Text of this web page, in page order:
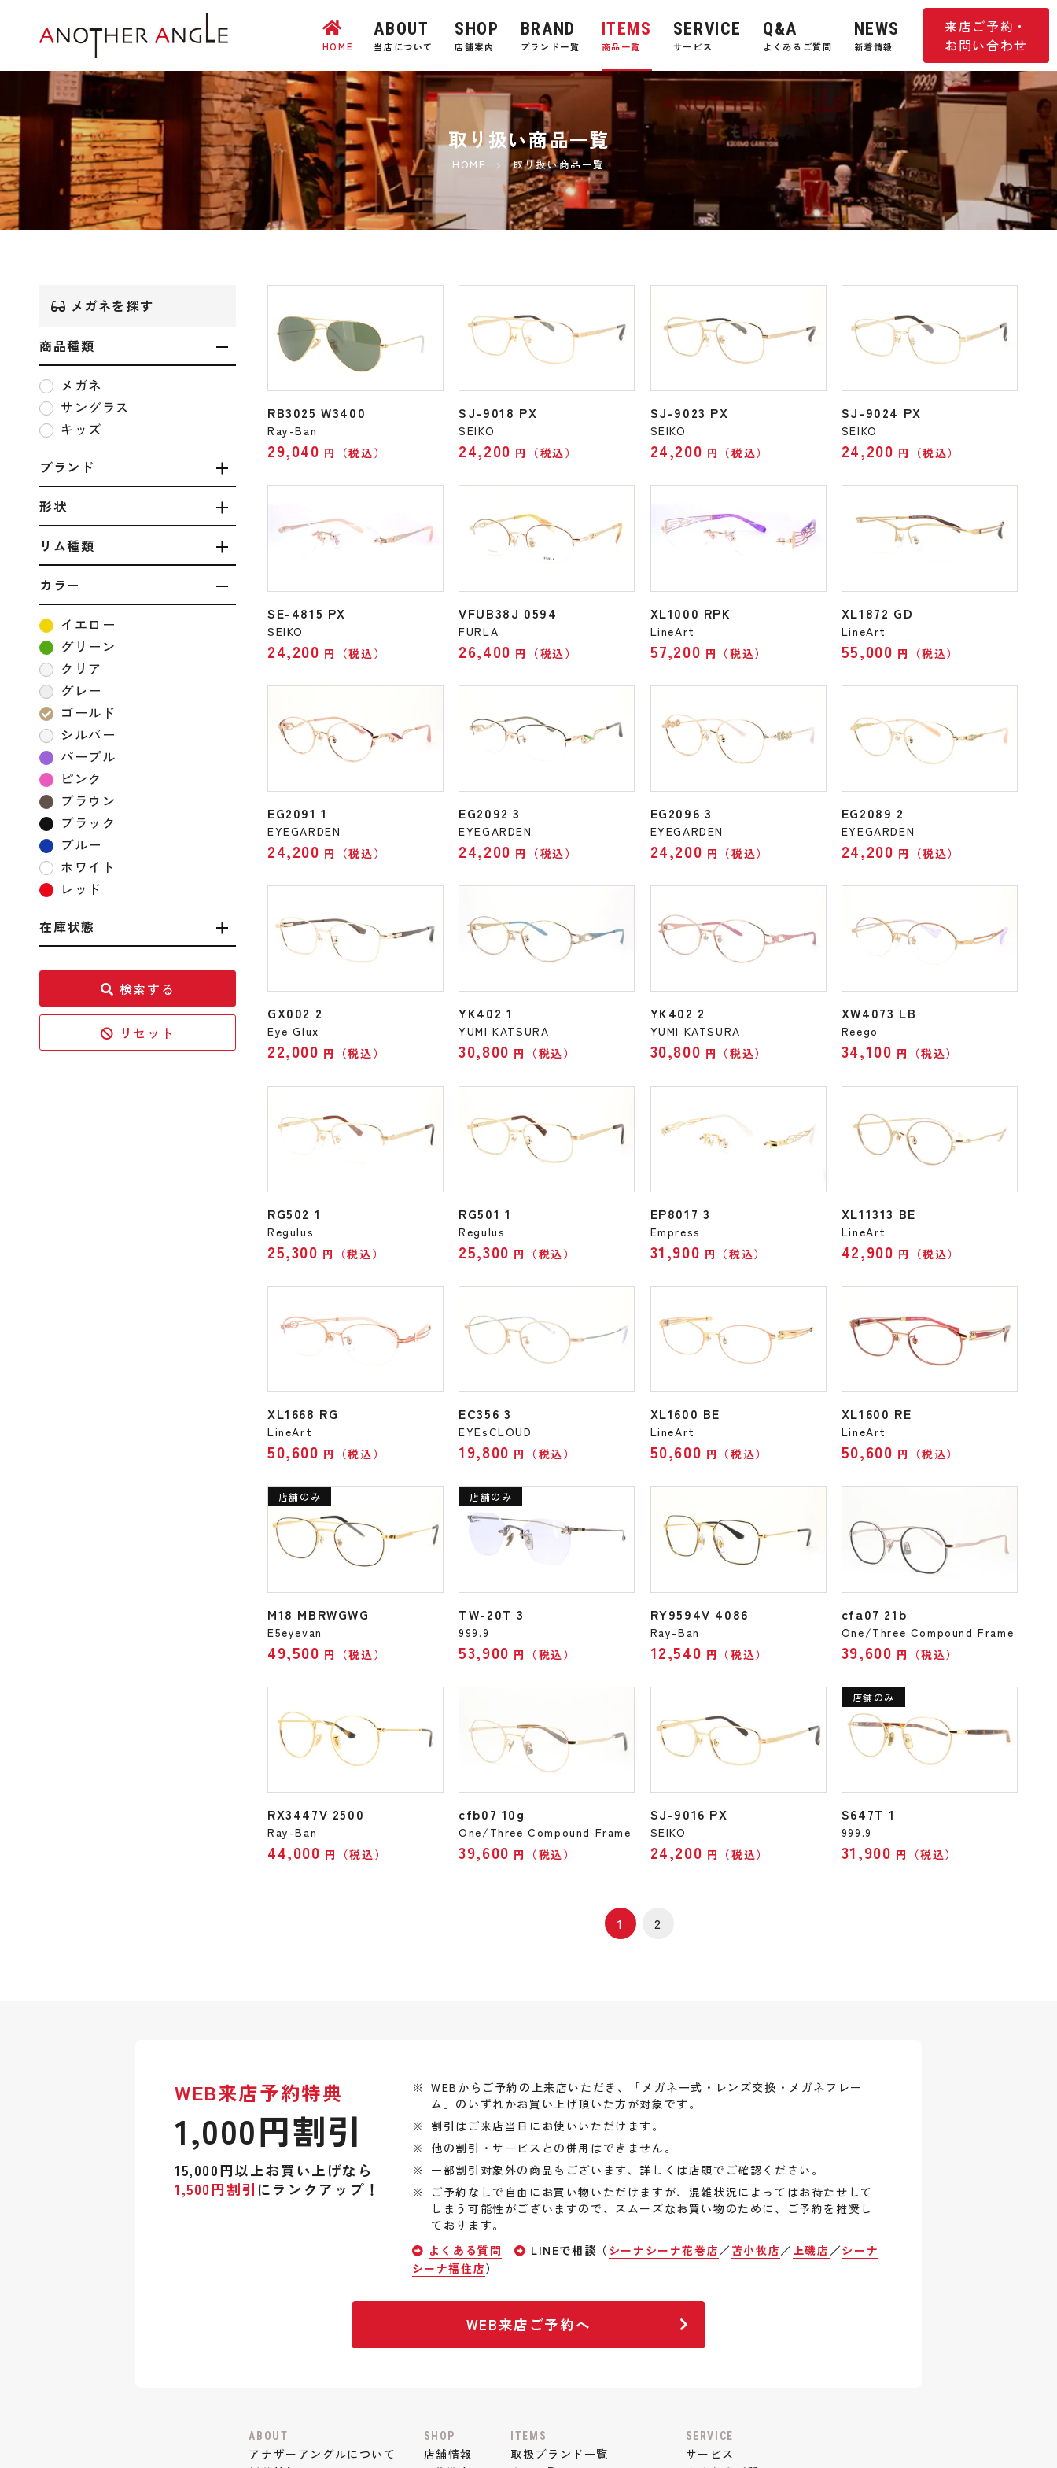
来店ご予約・
お問い合わせ
HOME
ABOUT
当店について
SHOP
店舗案内
BRAND
ブランド一覧
ITEMS
商品一覧
SERVICE
サービス
Q&A
よくあるご質問
NEWS
新着情報
取り扱い商品一覧
HOME 取り扱い商品一覧
メガネを探す
商品種類
メガネ
サングラス
キッズ
ブランド
形状
リム種類
カラー
イエロー
グリーン
クリア
グレー
ゴールド
シルバー
パープル
ピンク
ブラウン
ブラック
ブルー
ホワイト
レッド
在庫状態
検索する
リセット
RB3025 W3400
Ray-Ban
29,040 円（税込）
SJ-9018 PX
SEIKO
24,200 円（税込）
SJ-9023 PX
SEIKO
24,200 円（税込）
SJ-9024 PX
SEIKO
24,200 円（税込）
SE-4815 PX
SEIKO
24,200 円（税込）
VFUB38J 0594
FURLA
26,400 円（税込）
XL1000 RPK
LineArt
57,200 円（税込）
XL1872 GD
LineArt
55,000 円（税込）
EG2091 1
EYEGARDEN
24,200 円（税込）
EG2092 3
EYEGARDEN
24,200 円（税込）
EG2096 3
EYEGARDEN
24,200 円（税込）
EG2089 2
EYEGARDEN
24,200 円（税込）
GX002 2
Eye Glux
22,000 円（税込）
YK402 1
YUMI KATSURA
30,800 円（税込）
YK402 2
YUMI KATSURA
30,800 円（税込）
XW4073 LB
Reego
34,100 円（税込）
RG502 1
Regulus
25,300 円（税込）
RG501 1
Regulus
25,300 円（税込）
EP8017 3
Empress
31,900 円（税込）
XL11313 BE
LineArt
42,900 円（税込）
XL1668 RG
LineArt
50,600 円（税込）
EC356 3
EYEsCLOUD
19,800 円（税込）
XL1600 BE
LineArt
50,600 円（税込）
XL1600 RE
LineArt
50,600 円（税込）
店舗のみ
M18 MBRWGWG
E5eyevan
49,500 円（税込）
店舗のみ
TW-20T 3
999.9
53,900 円（税込）
RY9594V 4086
Ray-Ban
12,540 円（税込）
cfa07 21b
One/Three Compound Frame
39,600 円（税込）
RX3447V 2500
Ray-Ban
44,000 円（税込）
cfb07 10g
One/Three Compound Frame
39,600 円（税込）
SJ-9016 PX
SEIKO
24,200 円（税込）
店舗のみ
S647T 1
999.9
31,900 円（税込）
1 2
WEB来店予約特典
1,000円割引
15,000円以上お買い上げなら
1,500円割引 にランクアップ！
WEBからご予約の上来店いただき、「メガネ一式・レンズ交換・メガネフレー
ム」のいずれかお買い上げ頂いた方が対象です。
割引はご来店当日にお使いいただけます。
他の割引・サービスとの併用はできません。
一部割引対象外の商品もございます、詳しくは店頭でご確認ください。
ご予約なしで自由にお買い物いただけますが、混雑状況によってはお待たせして
しまう可能性がございますので、スムーズなお買い物のために、ご予約を推奨し
ております。
よくある質問
LINEで相談（ シーナシーナ花巻店／ 苫小牧店／ 上磯店 ／シーナ
シーナ福住店）
WEB来店ご予約へ
ABOUT
アナザーアングルについて
SHOP
店舗情報
ITEMS
取扱ブランド一覧
SERVICE
サービス